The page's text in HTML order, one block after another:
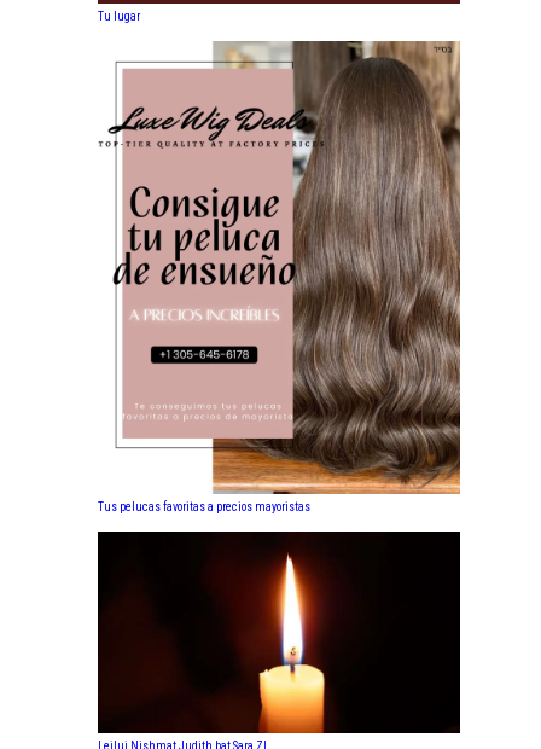
Tu lugar
Tus pelucas favoritas a precios mayoristas
Leilui Nishmat Judith bat Sara ZL